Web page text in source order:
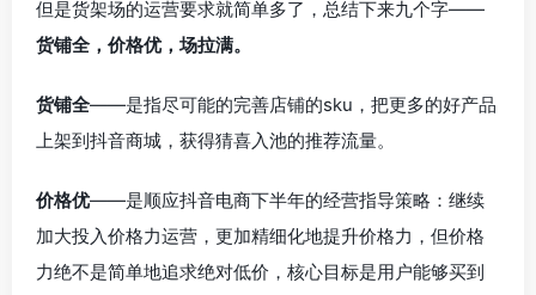
但是货架场的运营要求就简单多了，总结下来九个字——
货铺全，价格优，场拉满。
货铺全——是指尽可能的完善店铺的sku，把更多的好产品
上架到抖音商城，获得猜喜入池的推荐流量。
价格优——是顺应抖音电商下半年的经营指导策略：继续
加大投入价格力运营，更加精细化地提升价格力，但价格
力绝不是简单地追求绝对低价，核心目标是用户能够买到